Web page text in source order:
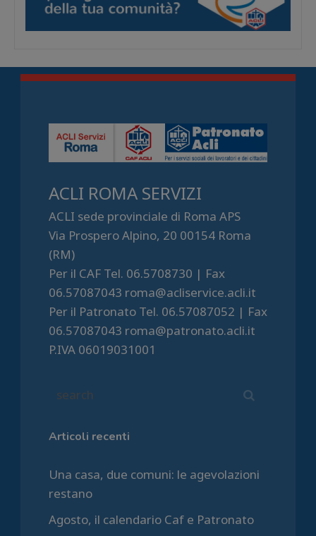
ACLI ROMA SERVIZI
ACLI sede provinciale di Roma APS
Via Prospero Alpino, 20 00154 Roma
(RM)
Per il CAF Tel. 06.5708730 | Fax
06.57087043 roma@acliservice.acli.it
Per il Patronato Tel. 06.57087052 | Fax
06.57087043 roma@patronato.acli.it
P.IVA 06019031001
Articoli recenti
Una casa, due comuni: le agevolazioni
restano
Agosto, il calendario Caf e Patronato